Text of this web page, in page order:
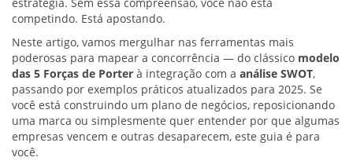
estratégia. Sem essa compreensão, você não está
competindo. Está apostando.
Neste artigo, vamos mergulhar nas ferramentas mais
poderosas para mapear a concorrência — do clássico modelo
das 5 Forças de Porter à integração com a análise SWOT,
passando por exemplos práticos atualizados para 2025. Se
você está construindo um plano de negócios, reposicionando
uma marca ou simplesmente quer entender por que algumas
empresas vencem e outras desaparecem, este guia é para
você.